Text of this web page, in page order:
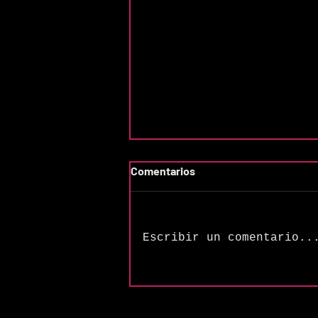
Comentarios
Escribir un comentario...